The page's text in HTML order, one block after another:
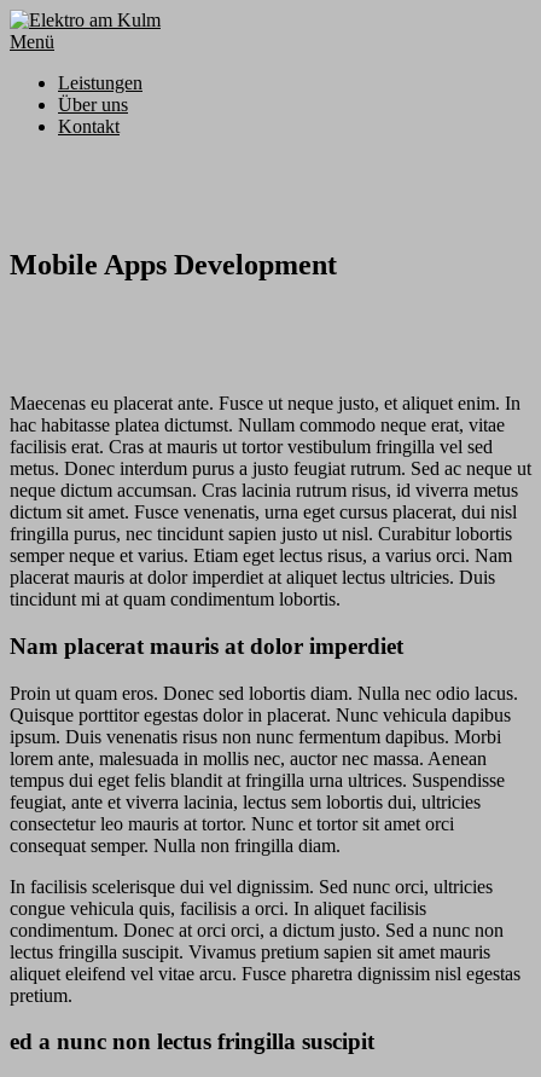
Zum
Inhalt
Menü
Leistungen
Über uns
Kontakt
Mobile Apps Development
Maecenas eu placerat ante. Fusce ut neque justo, et aliquet enim. In
hac habitasse platea dictumst. Nullam commodo neque erat, vitae
facilisis erat. Cras at mauris ut tortor vestibulum fringilla vel sed
metus. Donec interdum purus a justo feugiat rutrum. Sed ac neque ut
neque dictum accumsan. Cras lacinia rutrum risus, id viverra metus
dictum sit amet. Fusce venenatis, urna eget cursus placerat, dui nisl
fringilla purus, nec tincidunt sapien justo ut nisl. Curabitur lobortis
semper neque et varius. Etiam eget lectus risus, a varius orci. Nam
placerat mauris at dolor imperdiet at aliquet lectus ultricies. Duis
tincidunt mi at quam condimentum lobortis.
Nam placerat mauris at dolor imperdiet
Proin ut quam eros. Donec sed lobortis diam. Nulla nec odio lacus.
Quisque porttitor egestas dolor in placerat. Nunc vehicula dapibus
ipsum. Duis venenatis risus non nunc fermentum dapibus. Morbi
lorem ante, malesuada in mollis nec, auctor nec massa. Aenean
tempus dui eget felis blandit at fringilla urna ultrices. Suspendisse
feugiat, ante et viverra lacinia, lectus sem lobortis dui, ultricies
consectetur leo mauris at tortor. Nunc et tortor sit amet orci
consequat semper. Nulla non fringilla diam.
In facilisis scelerisque dui vel dignissim. Sed nunc orci, ultricies
congue vehicula quis, facilisis a orci. In aliquet facilisis
condimentum. Donec at orci orci, a dictum justo. Sed a nunc non
lectus fringilla suscipit. Vivamus pretium sapien sit amet mauris
aliquet eleifend vel vitae arcu. Fusce pharetra dignissim nisl egestas
pretium.
ed a nunc non lectus fringilla suscipit